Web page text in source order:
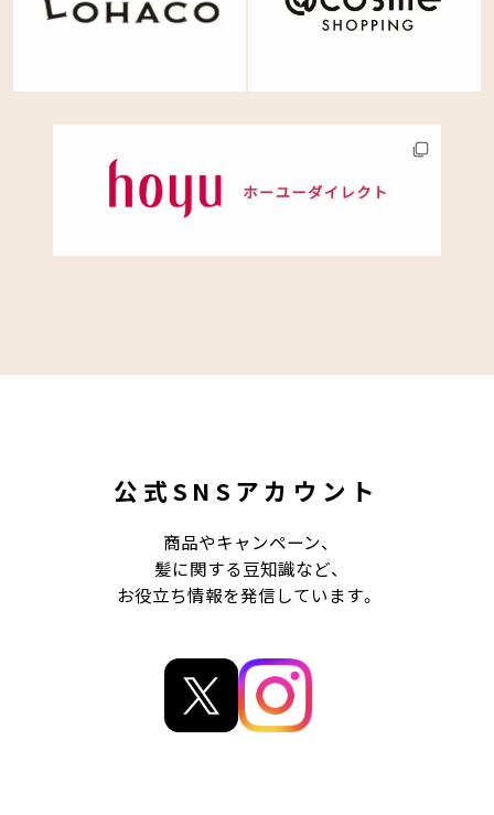
公式SNSアカウント
商品やキャンペーン、
髪に関する豆知識など、
お役立ち情報を発信しています。